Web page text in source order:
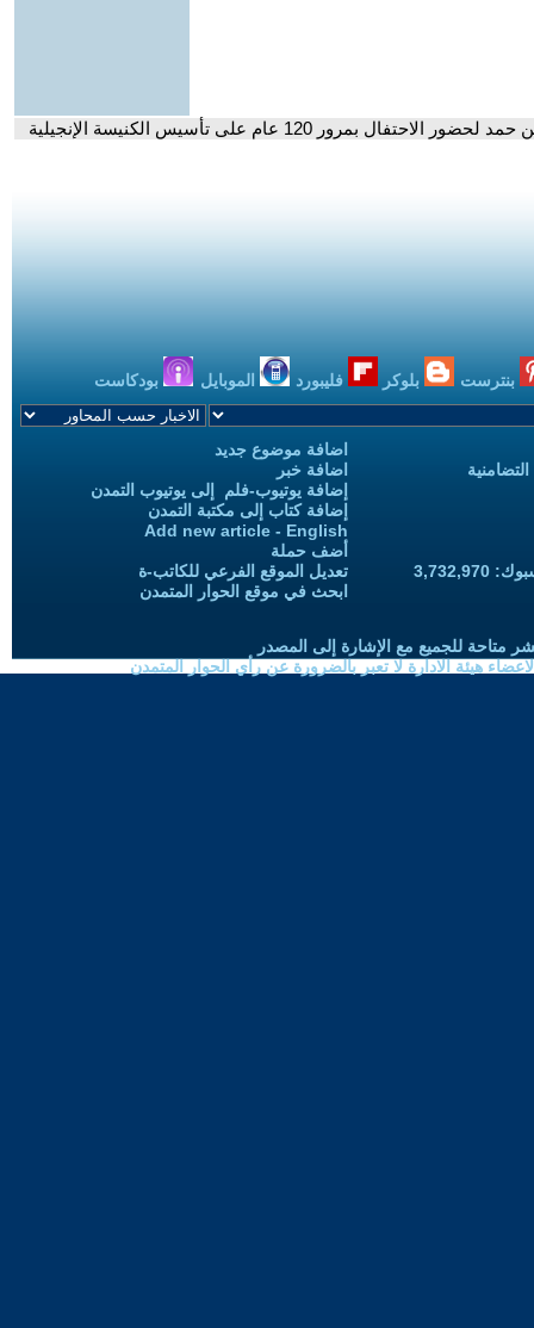
120 عام على تأسيس الكنيسة الإنجيلية
بنترست بلوكر فليبورد الموبايل بودكاست
اضافة موضوع جديد
اضافة خبر
إضافة يوتيوب-فلم إلى يوتيوب التمدن
إضافة كتاب إلى مكتبة التمدن
Add new article - English
أضف حملة
تعديل الموقع الفرعي للكاتب-ة
ابحث في موقع الحوار المتمدن
متاحة للجميع مع الإشارة إلى المصدر
هيئة الادارة لا تعبر بالضرورة عن رأي الحوار المتمدن